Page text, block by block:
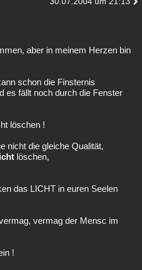
aber in meinem Herzen bin
schon die Finsternis
es fällt noch durch die Fenster
löschen !
nicht die gleiche Qualität,
löschen,
das LICHT in euren Seelen
vermag der Mensc im
!